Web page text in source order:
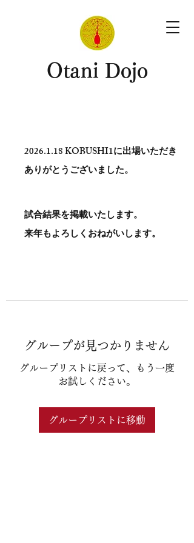
​Otani Dojo
2026.1.18KOBUSHI1に出場いただき
ありがとう​ございました。
試合結果を掲載いたします。
​来年もよろしくおねがいします。
グループが見つかりません
グループリストに戻って、もう一度
お試しください。
グループリストに移動